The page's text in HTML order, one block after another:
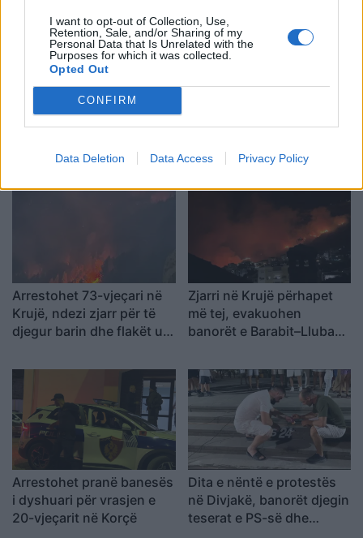
I want to opt-out of Collection, Use,
Retention, Sale, and/or Sharing of my
Personal Data that Is Unrelated with the
Purposes for which it was collected.
Opted Out
CONFIRM
Data Deletion Data Access Privacy Policy
Shtuar
10.05.2025 15:53
Tags:
administrata , denoncimi ,
grupet
kriminale
, Rilindja , Terren
Arrestohet 73-vjeçari në
Krujë, ndezi zjarr për të
djegur barin dhe flakët u
Zjarri në Krujë përhapet
më tej, evakuohen
banorët e Barabit–Lluban,
armatimesh
Arrestohet pranë banesës
i dyshuari për vrasjen e
20-vjeçarit në Korçë
Dita e nëntë e protestës
në Divjakë, banorët djegin
teserat e PS-së dhe